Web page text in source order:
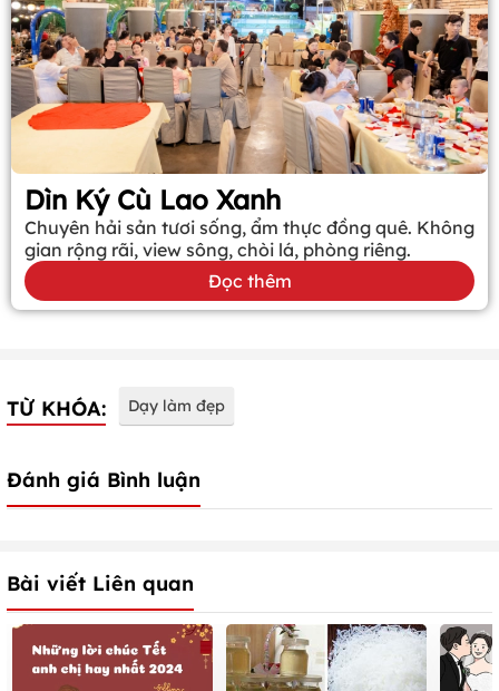
Dìn Ký Cù Lao Xanh
Chuyên hải sản tươi sống, ẩm thực đồng quê. Không
gian rộng rãi, view sông, chòi lá, phòng riêng.
Đọc thêm
TỪ KHÓA: Dạy làm đẹp
Đánh giá Bình luận
Bài viết Liên quan